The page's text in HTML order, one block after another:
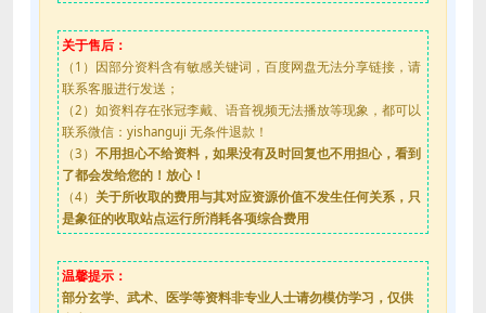
关于售后：
（1）因部分资料含有敏感关键词，百度网盘无法分享链接，请
联系客服进行发送；
（2）如资料存在张冠李戴、语音视频无法播放等现象，都可以
联系微信：yishanguji 无条件退款！
（3） 不用担心不给资料，如果没有及时回复也不用担心，看到
了都会发给您的！放心！
（4） 关于所收取的费用与其对应资源价值不发生任何关系，只
是象征的收取站点运行所消耗各项综合费用
温馨提示：
部分玄学、武术、医学等资料非专业人士请勿模仿学习，仅供